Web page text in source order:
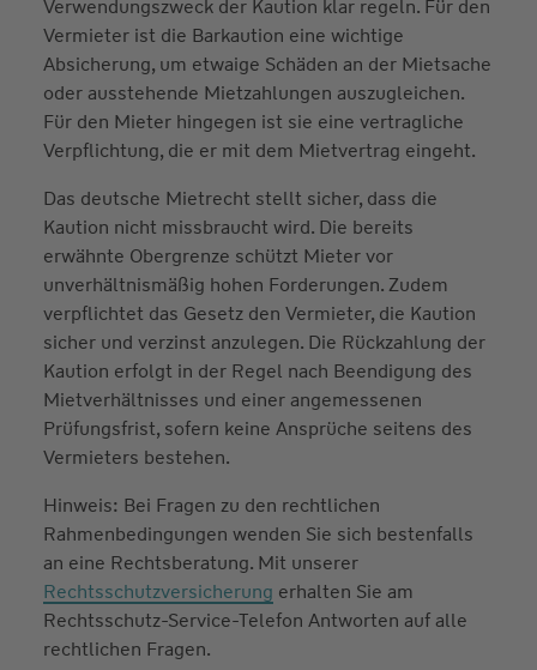
Verwendungszweck der Kaution klar regeln. Für den
Vermieter ist die Barkaution eine wichtige
Absicherung, um etwaige Schäden an der Mietsache
oder ausstehende Mietzahlungen auszugleichen.
Für den Mieter hingegen ist sie eine vertragliche
Verpflichtung, die er mit dem Mietvertrag eingeht.
Das deutsche Mietrecht stellt sicher, dass die
Kaution nicht missbraucht wird. Die bereits
erwähnte Obergrenze schützt Mieter vor
unverhältnismäßig hohen Forderungen. Zudem
verpflichtet das Gesetz den Vermieter, die Kaution
sicher und verzinst anzulegen. Die Rückzahlung der
Kaution erfolgt in der Regel nach Beendigung des
Mietverhältnisses und einer angemessenen
Prüfungsfrist, sofern keine Ansprüche seitens des
Vermieters bestehen.
Hinweis: Bei Fragen zu den rechtlichen
Rahmenbedingungen wenden Sie sich bestenfalls
an eine Rechtsberatung. Mit unserer
Rechtsschutzversicherung erhalten Sie am
Rechtsschutz-Service-Telefon Antworten auf alle
rechtlichen Fragen.